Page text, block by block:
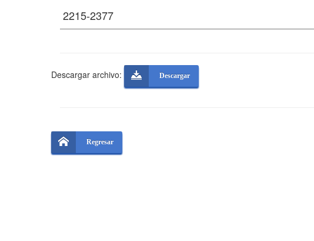
Descargar archivo: Descargar
Regresar